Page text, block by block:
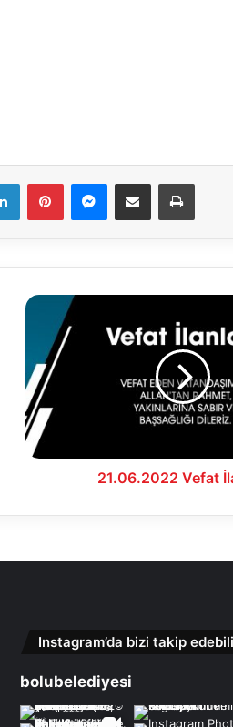
LinkedInPinterestMessenger
E-Mail ile paylaş Yazdır
21.06.2022
İlanları
21.06.2022 Vefat
Instagram’da bizi takip
bolubelediyesi